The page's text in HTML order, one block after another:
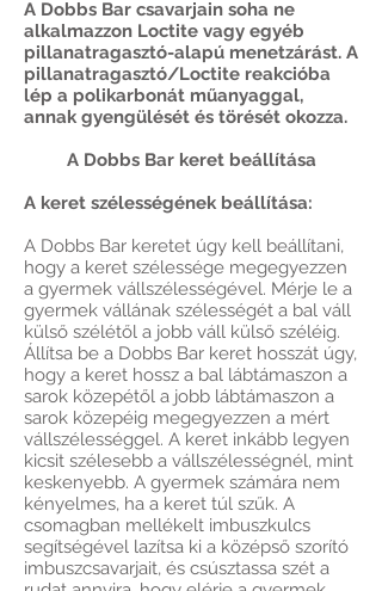
A Dobbs Bar csavarjain soha ne
alkalmazzon Loctite vagy egyéb
pillanatragasztó-alapú menetzárást. A
pillanatragasztó/Loctite reakcióba
lép a polikarbonát műanyaggal,
annak gyengülését és törését okozza.
A Dobbs Bar keret beállítása
A keret szélességének beállítása:
A Dobbs Bar keretet úgy kell beállítani,
hogy a keret szélessége megegyezzen
a gyermek vállszélességével. Mérje le a
gyermek vállának szélességét a bal váll
külső szélétől a jobb váll külső széléig.
Állítsa be a Dobbs Bar keret hosszát úgy,
hogy a keret hossz a bal lábtámaszon a
sarok közepétől a jobb lábtámaszon a
sarok közepéig megegyezzen a mért
vállszélességgel. A keret inkább legyen
kicsit szélesebb a vállszélességnél, mint
keskenyebb. A gyermek számára nem
kényelmes, ha a keret túl szűk. A
csomagban mellékelt imbuszkulcs
segítségével lazítsa ki a középső szorító
imbuszcsavarjait, és csúsztassa szét a